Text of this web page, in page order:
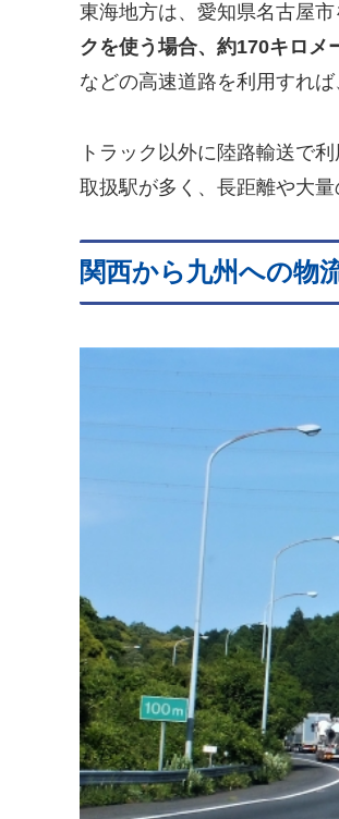
東海地方は、愛知県名古屋
クを使う場合、約170キロメ
などの高速道路を利用すれ
トラック以外に陸路輸送で
取扱駅が多く、長距離や大量
関西から九州への物